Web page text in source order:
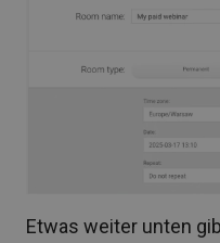
Etwas weiter unten